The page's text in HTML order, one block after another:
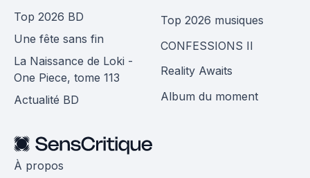
Top 2026 BD
Une fête sans fin
La Naissance de Loki -
One Piece, tome 113
Actualité BD
Top 2026 musiques
CONFESSIONS II
Reality Awaits
Album du moment
À propos